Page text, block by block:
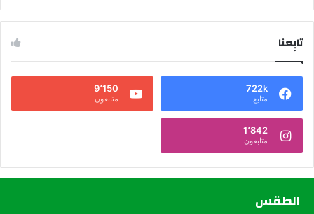
تابِعنا
722k
متابع
9٬150
متابعون
1٬842
متابعون
الطقس